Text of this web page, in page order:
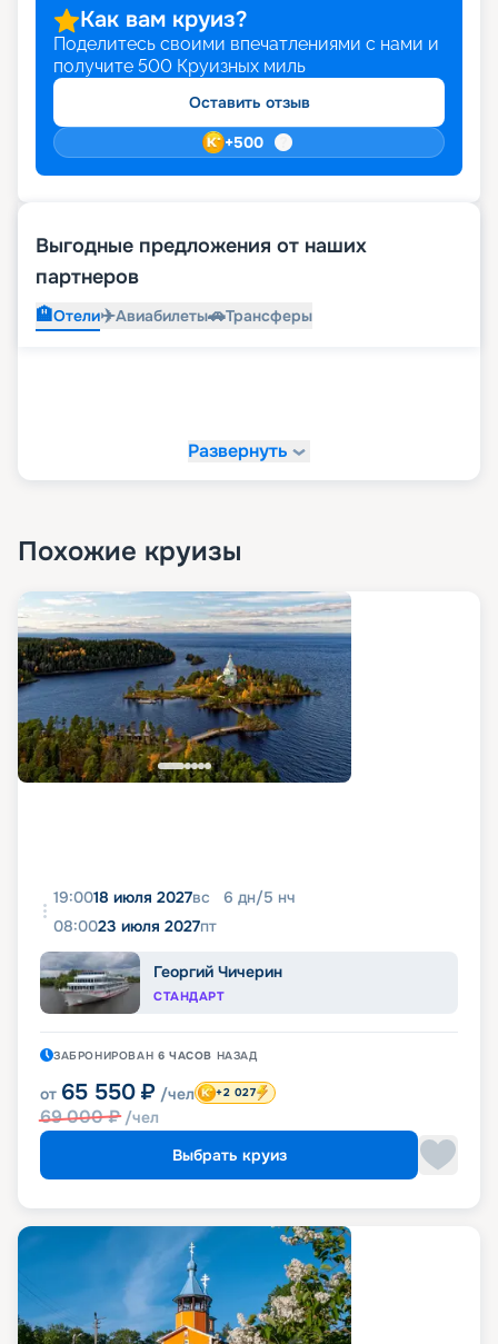
Как вам круиз?
Поделитесь своими впечатлениями с нами и
получите 500 Круизных миль
Оставить отзыв
+500
Выгодные предложения от наших
партнеров
🏨Отели✈️Авиабилеты🚗Трансферы
Развернуть
Похожие круизы
19:0018 июля 2027вс 6 дн/5 нч
08:0023 июля 2027пт
Георгий Чичерин
СТАНДАРТ
ЗАБРОНИРОВАН 6 ЧАСОВ НАЗАД
от 65 550 ₽ /чел
69 000₽ /чел
+2 027
Выбрать круиз